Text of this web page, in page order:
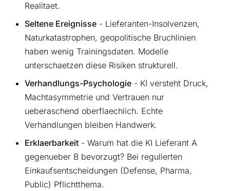
Realitaet.
Seltene Ereignisse - Lieferanten-Insolvenzen,
Naturkatastrophen, geopolitische Bruchlinien
haben wenig Trainingsdaten. Modelle
unterschaetzen diese Risiken strukturell.
Verhandlungs-Psychologie - KI versteht Druck,
Machtasymmetrie und Vertrauen nur
ueberaschend oberflaechlich. Echte
Verhandlungen bleiben Handwerk.
Erklaerbarkeit - Warum hat die KI Lieferant A
gegenueber B bevorzugt? Bei regulierten
Einkaufsentscheidungen (Defense, Pharma,
Public) Pflichtthema.